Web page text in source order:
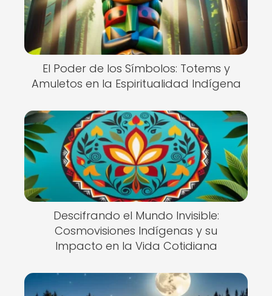
El Poder de los Símbolos: Totems y
Amuletos en la Espiritualidad Indígena
Descifrando el Mundo Invisible:
Cosmovisiones Indígenas y su
Impacto en la Vida Cotidiana